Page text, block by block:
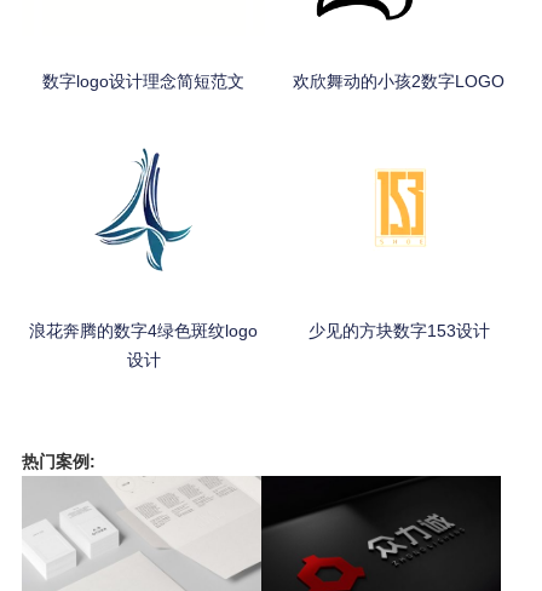
数字logo设计理念简短范文 欢欣舞动的小孩2数字LOGO
浪花奔腾的数字4绿色斑纹logo
设计
少见的方块数字153设计
热门案例: